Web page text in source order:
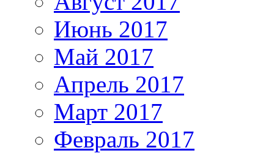
Июнь 2017
Май 2017
Апрель 2017
Март 2017
Февраль 2017